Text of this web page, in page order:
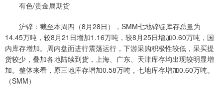
有色/贵金属期货
沪锌：截至本周四（8月28日），SMM七地锌锭库存总量为
14.45万吨，较8月21日增加1.16万吨，较8月25日增加0.60万吨，国
内库存增加。周内盘面进行震荡运行，下游采购积极性较低，采买提
货较少，叠加各地陆续到货，上海、广东、天津库存均出现较明显增
加。整体来看，原三地库存增加0.58万吨，七地库存增加0.60万吨。
（SMM）